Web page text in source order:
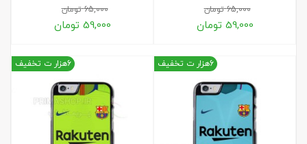
65,000تومان
59,000 تومان
65,000تومان
59,000 تومان
6هزار ت تخفیف 6هزار ت تخفیف